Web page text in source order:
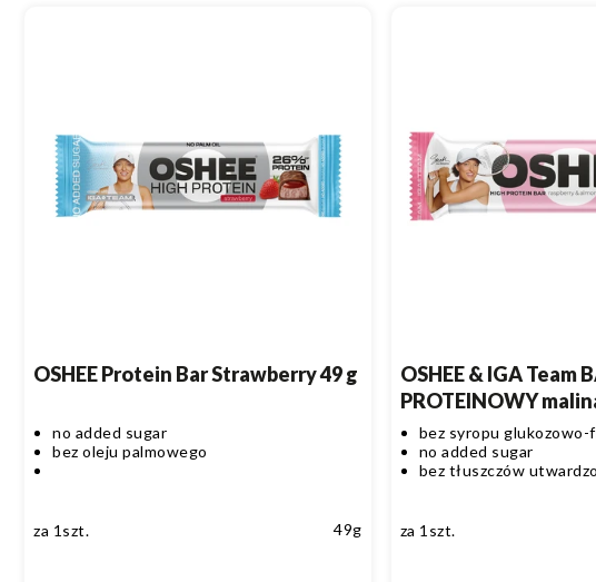
OSHEE Protein Bar Strawberry 49 g
no added sugar
bez oleju palmowego
za 1szt. 49g
OSHEE & IGA Team
PROTEINOWY
bez syropu
no added sugar
bez tłuszczów
za 1szt.